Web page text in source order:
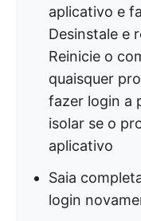
aplicativo e
Desinstale e
Reinicie o
quaisquer
fazer login a
isolar se o
aplicativo
Saia
login